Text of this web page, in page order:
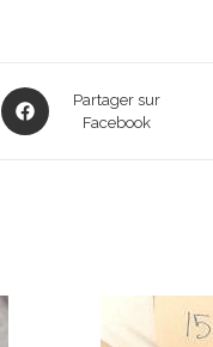
Opens
in
Partager sur
Facebook